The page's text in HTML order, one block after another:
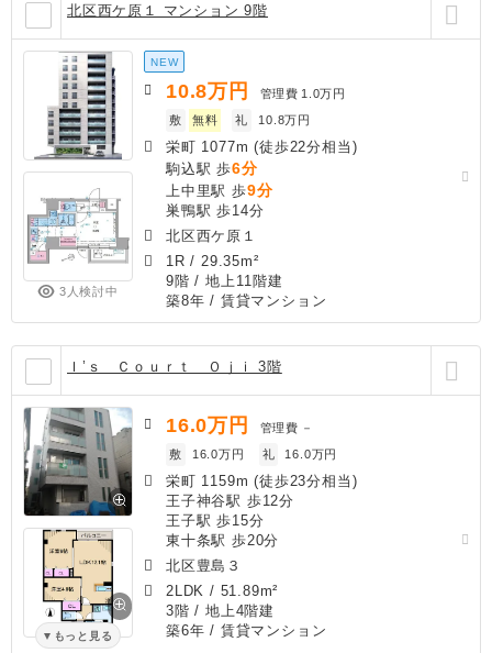
北区西ケ原１ マンション 9階
3人検討中
NEW
10.8万円 管理費 1.0万円
敷
無料 礼 10.8万円
栄町 1077m (徒歩22分相当)
駒込駅 歩6分
上中里駅 歩9分
巣鴨駅 歩14分
北区西ケ原１
1R / 29.35m²
9階 / 地上11階建
築8年 / 賃貸マンション
Ｉ’ｓ Ｃｏｕｒｔ Ｏｊｉ 3階
もっと見る
16.0万円 管理費 －
敷
16.0万円 礼 16.0万円
栄町 1159m (徒歩23分相当)
王子神谷駅 歩12分
王子駅 歩15分
東十条駅 歩20分
北区豊島３
2LDK / 51.89m²
3階 / 地上4階建
築6年 / 賃貸マンション